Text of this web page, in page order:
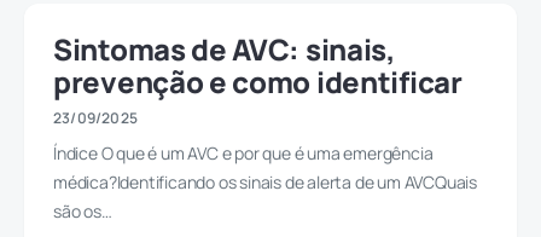
Sintomas de AVC: sinais,
prevenção e como identificar
23/09/2025
Índice O que é um AVC e por que é uma emergência
médica?Identificando os sinais de alerta de um AVCQuais
são os…